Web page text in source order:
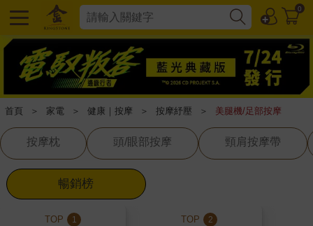
0
首頁 ＞ 家電 ＞ 健康｜按摩 ＞ 按摩紓壓 ＞ 美腿機/足部按摩
按摩枕 頭/眼部按摩 頸肩按摩帶
暢銷榜
TOP 1 TOP 2